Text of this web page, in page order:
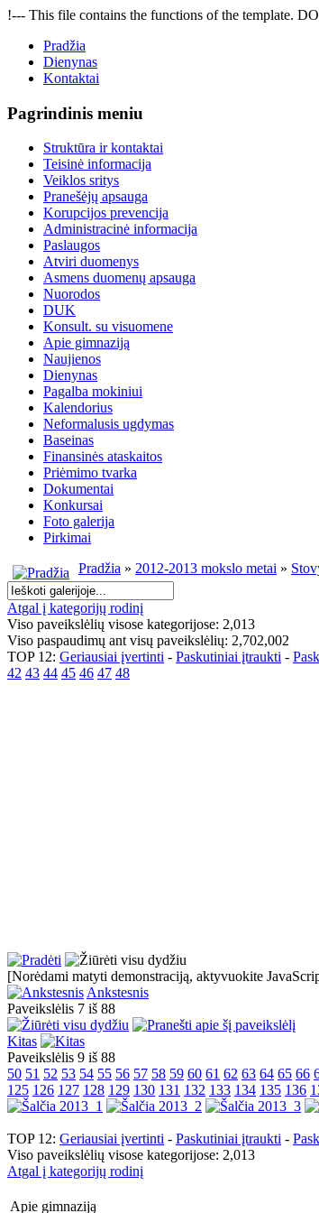
!--- This file contains the functions of the template.
Pradžia
Dienynas
Kontaktai
Pagrindinis meniu
Struktūra ir kontaktai
Teisinė informacija
Veiklos sritys
Pranešėjų apsauga
Korupcijos prevencija
Administracinė informacija
Paslaugos
Atviri duomenys
Asmens duomenų apsauga
Nuorodos
DUK
Konsult. su visuomene
Apie gimnaziją
Naujienos
Dienynas
Pagalba mokiniui
Kalendorius
Neformalusis ugdymas
Baseinas
Finansinės ataskaitos
Priėmimo tvarka
Dokumentai
Konkursai
Foto galerija
Pirkimai
Pradžia » 2012-2013 mokslo metai »
Atgal į kategorijų rodinį
Viso paveikslėlių visose kategorijose: 2,013
Viso paspaudimų ant visų paveikslėlių: 2,702,002
TOP 12: Geriausiai įvertinti - Paskutiniai įtraukti -
42 43 44 45 46 47 48
[Norėdami matyti demonstraciją, aktyvuokite
Ankstesnis
Paveikslėlis 7 iš 88
Kitas
Paveikslėlis 9 iš 88
50 51 52 53 54 55 56 57 58 59 60 61 62 63 64 65 66
125 126 127 128 129 130 131 132 133 134 135 136
TOP 12: Geriausiai įvertinti - Paskutiniai įtraukti -
Viso paveikslėlių visose kategorijose: 2,013
Atgal į kategorijų rodinį
Apie gimnaziją